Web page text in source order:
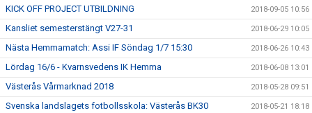
KICK OFF PROJECT UTBILDNING 2018-09-05 10:56
Kansliet semesterstängt V27-31 2018-06-29 10:05
Nästa Hemmamatch: Assi IF Söndag 1/7 15:30 2018-06-26 10:43
Lördag 16/6 - Kvarnsvedens IK Hemma 2018-06-08 13:01
Västerås Vårmarknad 2018 2018-05-28 09:51
Svenska landslagets fotbollsskola: Västerås BK30 2018-05-21 18:18